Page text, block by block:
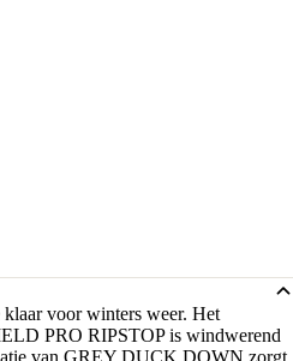
voor winters weer. Het
PRO RIPSTOP is windwerend
van GREY DUCK DOWN zorgt